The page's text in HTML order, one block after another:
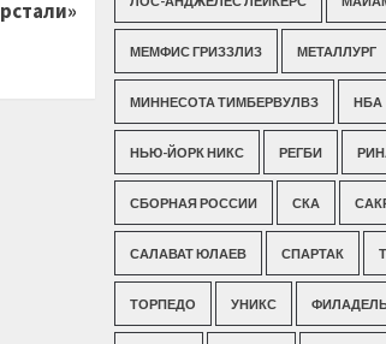
МЕМФИС ГРИЗЗЛИЗ МЕТАЛЛУРГ
МИННЕСОТА ТИМБЕРВУЛВЗ НБА
НЬЮ-ЙОРК НИКС РЕГБИ
СБОРНАЯ РОССИИ СКА
САЛАВАТ ЮЛАЕВ СПАРТАК
ТОРПЕДО УНИКС